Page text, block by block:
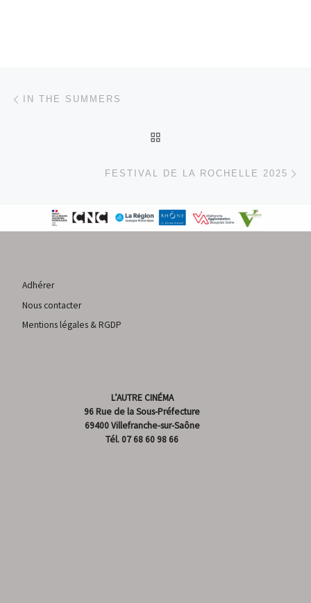
Parcourir les articles
IN THE SUMMERS
FESTIVAL DE LA ROCHELLE 2025
Adhérer
Nous contacter
Mentions légales & RGDP
L’AUTRE CINÉMA
96 Rue de la Sous-Préfecture
69400 Villefranche-sur-Saône
Tél. 07 68 60 98 66